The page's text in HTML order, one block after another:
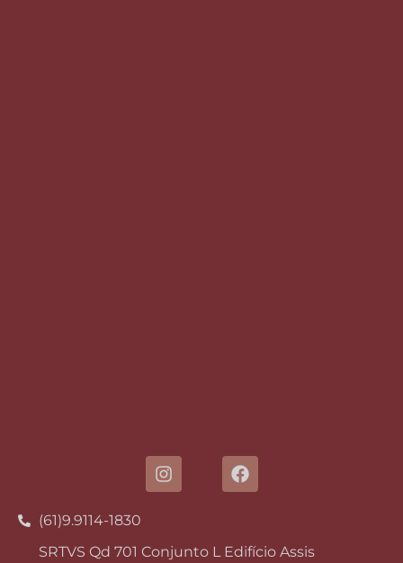
(61)9.9114-1830
SRTVS Qd 701 Conjunto L Edifício Assis